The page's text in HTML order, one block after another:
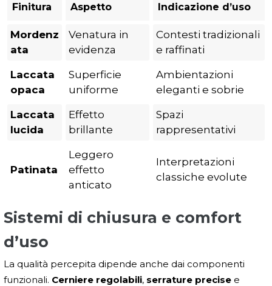
Finitura Aspetto Indicazione d’uso
Mordenz
ata
Venatura in
evidenza
Contesti tradizionali
e raffinati
Laccata
opaca
Superficie
uniforme
Ambientazioni
eleganti e sobrie
Laccata
lucida
Effetto
brillante
Spazi
rappresentativi
Patinata
Leggero
effetto
anticato
Interpretazioni
classiche evolute
Sistemi di chiusura e comfort
d’uso
La qualità percepita dipende anche dai componenti
funzionali. Cerniere regolabili, serrature precise e